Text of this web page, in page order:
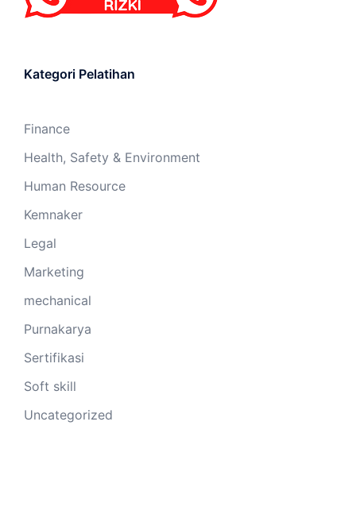
Kategori Pelatihan
Finance
Health, Safety & Environment
Human Resource
Kemnaker
Legal
Marketing
mechanical
Purnakarya
Sertifikasi
Soft skill
Uncategorized